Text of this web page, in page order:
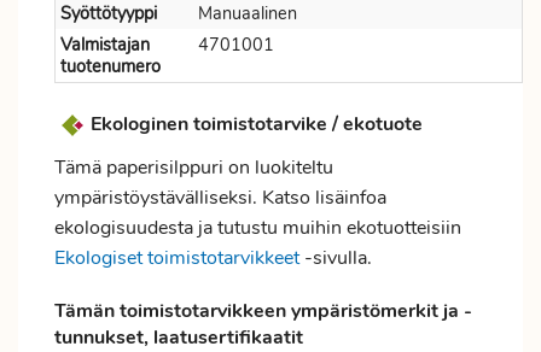
Syöttötyyppi
Manuaalinen
Valmistajan
tuotenumero
4701001
Ekologinen toimistotarvike / ekotuote
Tämä paperisilppuri on luokiteltu
ympäristöystävälliseksi. Katso lisäinfoa
ekologisuudesta ja tutustu muihin ekotuotteisiin
Ekologiset toimistotarvikkeet-sivulla.
Tämän toimistotarvikkeen ympäristömerkit ja -
tunnukset, laatusertifikaatit